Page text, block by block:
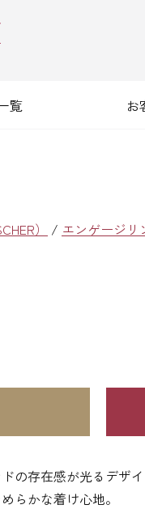
覧 お
） / エンゲージリ
の存在感が光るデザ
らかな着け心地。